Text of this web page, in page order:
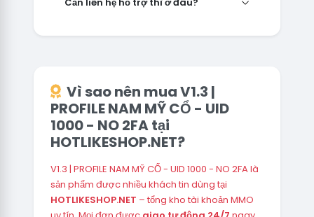
Vì sao nên mua V1.3 |
PROFILE NAM MỸ CỔ - UID
1000 - NO 2FA tại
HOTLIKESHOP.NET?
V1.3 | PROFILE NAM MỸ CỔ - UID 1000 - NO 2FA là
sản phẩm được nhiều khách tin dùng tại
HOTLIKESHOP.NET – tổng kho tài khoản MMO